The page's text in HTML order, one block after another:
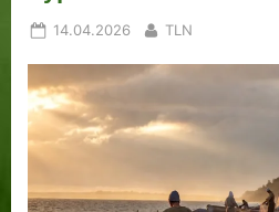
Posted
14.04.2026 By
TLN